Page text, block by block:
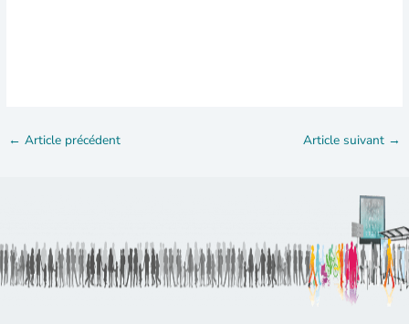
← Article précédent Article suivant →